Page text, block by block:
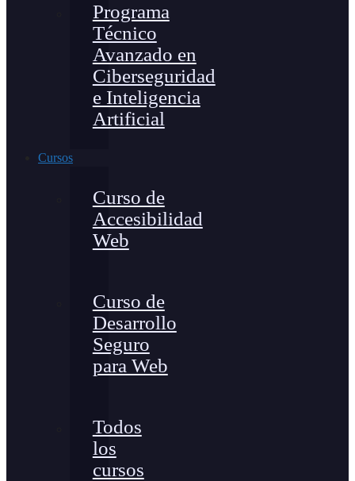
Programa
Técnico
Avanzado en
Ciberseguridad
e Inteligencia
Artificial
Cursos
Curso de
Accesibilidad
Web
Curso de
Desarrollo
Seguro
para Web
Todos
los
cursos